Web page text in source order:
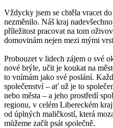
Vždycky jsem se chtěla vracet
nezměnilo. Náš kraj
příležitost pracovat na tom
domovinám nejen mezi mými
Probouzet v lidech zájem o své
nové brýle, učit je koukat na
to vnímám jako své poslání.
společenství – ať už je to
nebo města – a jeho prostředí
regionu, v celém Libereckém
od úplných maličkostí, která
můžeme začít psát společně.